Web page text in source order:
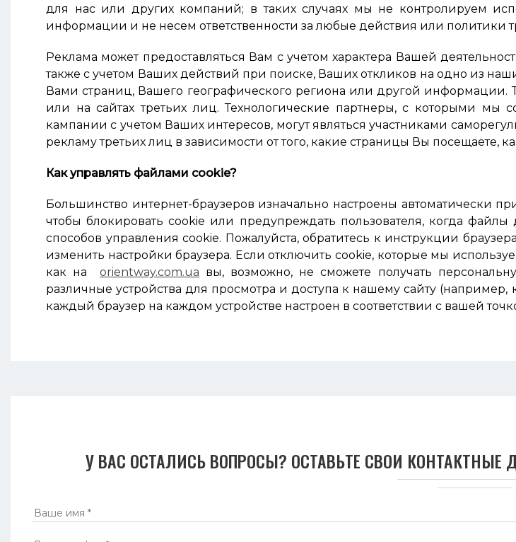
для нас или других компаний; в таких случаях мы не контролируем
информации и не несем ответственности за любые действия или политики
Реклама может предоставляться Вам с учетом характера Вашей
также с учетом Ваших действий при поиске, Ваших откликов на одно из
Вами страниц, Вашего географического региона или другой информации.
или на сайтах третьих лиц. Технологические партнеры, с которыми
кампании с учетом Ваших интересов, могут являться участниками
рекламу третьих лиц в зависимости от того, какие страницы Вы посещаете,
Как управлять файлами cookie?
Большинство интернет-браузеров изначально настроены автоматически
чтобы блокировать cookie или предупреждать пользователя, когда файлы
способов управления cookie. Пожалуйста, обратитесь к инструкции
изменить настройки браузера. Если отключить cookie, которые мы
как на
orientway.com.ua вы, возможно, не сможете получать
различные устройства для просмотра и доступа к нашему сайту
каждый браузер на каждом устройстве настроен в соответствии с вашей
У ВАС ОСТАЛИСЬ ВОПРОСЫ? ОСТАВЬТЕ СВОИ